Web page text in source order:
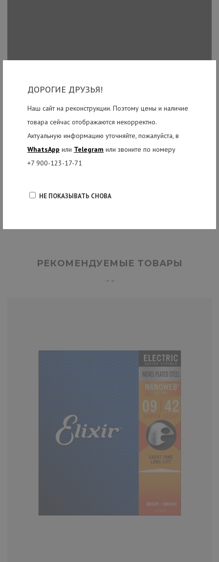
ДОРОГИЕ ДРУЗЬЯ!
Наш сайт на реконструкции. Поэтому цены и наличие
товара сейчас отображаются некорректно.
Актуальную информацию уточняйте, пожалуйста, в
WhatsApp или Telegram или звоните по номеру
+7 900-123-17-71
НЕ ПОКАЗЫВАТЬ СНОВА
РЕКОМЕНДУЕМЫЕ ТОВАРЫ